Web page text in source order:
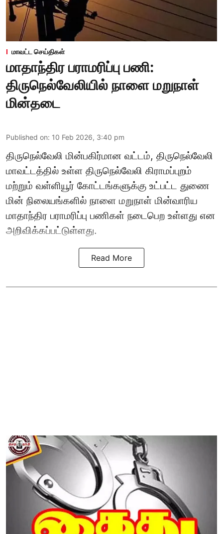
மாவட்ட செய்திகள்
மாதாந்திர பராமரிப்பு பணி:
திருநெல்வேலியில் நாளை மறுநாள்
மின்தடை
Published on: 10 Feb 2026, 3:40 pm
திருநெல்வேலி மின்பகிர்மான வட்டம், திருநெல்வேலி
மாவட்டத்தில் உள்ள திருநெல்வேலி கிராமப்புறம்
மற்றும் வள்ளியூர் கோட்டங்களுக்கு உட்பட்ட துணை
மின் நிலையங்களில் நாளை மறுநாள் மின்வாரிய
மாதாந்திர பராமரிப்பு பணிகள் நடைபெற உள்ளது என
அறிவிக்கப்பட்டுள்ளது.
Read More